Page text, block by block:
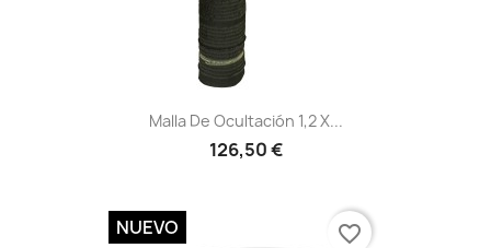
Vista rápida
Malla De Ocultación 1,2 X...
126,50 €
NUEVO favorite_border